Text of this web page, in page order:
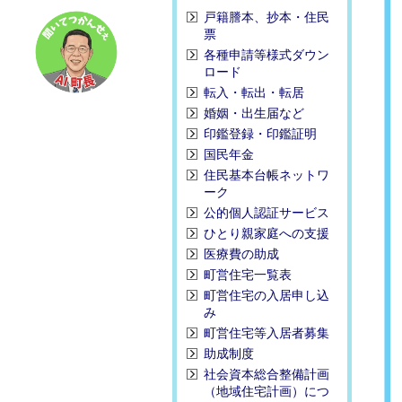
戸籍謄本、抄本・住民
票
各種申請等様式ダウン
ロード
転入・転出・転居
婚姻・出生届など
印鑑登録・印鑑証明
国民年金
住民基本台帳ネットワ
ーク
公的個人認証サービス
ひとり親家庭への支援
医療費の助成
町営住宅一覧表
町営住宅の入居申し込
み
町営住宅等入居者募集
助成制度
社会資本総合整備計画
（地域住宅計画）につ